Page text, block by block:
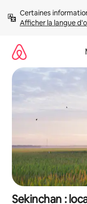
directement
Afficher la langue
Sekinchan :